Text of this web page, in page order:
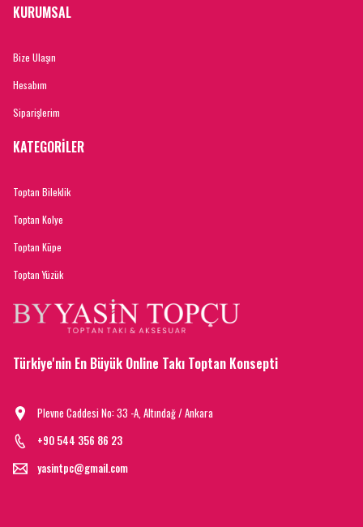
KURUMSAL
Bize Ulaşın
Hesabım
Siparişlerim
KATEGORİLER
Toptan Bileklik
Toptan Kolye
Toptan Küpe
Toptan Yüzük
Türkiye'nin En Büyük Online Takı Toptan Konsepti
Plevne Caddesi No: 33 -A, Altındağ / Ankara
+90 544 356 86 23
yasintpc@gmail.com